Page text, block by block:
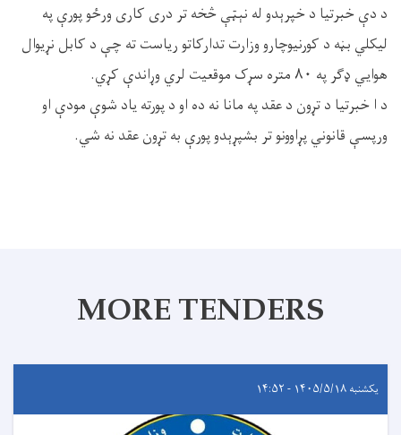
د دې خبرتیا د خپرېدو له نېټې څخه تر دری کاری ورځو پورې په
لیکلي بڼه د کورنیوچارو وزارت تدارکاتو ریاست ته چې د کابل نړیوال
هوايي ډګر په ۸۰ متره سړک موقعیت لري وړاندې کړي.
د ا خبرتیا د تړون د عقد په مانا نه ده او د پورته یاد شوې مودې او
ورپسې قانوني پړاوونو تر بشپړېدو پورې به تړون عقد نه شي.
MORE TENDERS
یکشنبه ۱۴۰۵/۵/۱۸ - ۱۴:۵۲